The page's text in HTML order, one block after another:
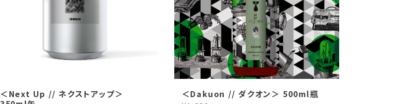
＜Next Up // ネクストアップ＞
＜Dakuon // ダクオン＞ 500ml瓶